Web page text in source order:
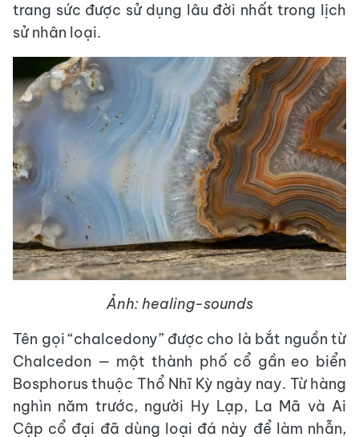
trang sức được sử dụng lâu đời nhất trong lịch
sử nhân loại.
Ảnh: healing-sounds
Tên gọi “chalcedony” được cho là bắt nguồn từ
Chalcedon — một thành phố cổ gần eo biển
Bosphorus thuộc Thổ Nhĩ Kỳ ngày nay. Từ hàng
nghìn năm trước, người Hy Lạp, La Mã và Ai
Cập cổ đại đã dùng loại đá này để làm nhẫn,